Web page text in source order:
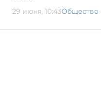
29 июня, 10:43Общество